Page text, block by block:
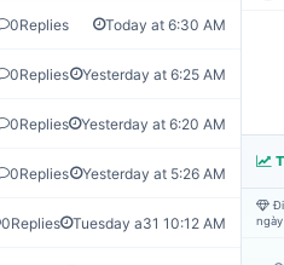
0Replies Today at 6:30 AM
0Replies Yesterday at 6:25 AM
0Replies Yesterday at 6:20 AM
0Replies Yesterday at 5:26 AM
0Replies Tuesday a31 10:12 AM